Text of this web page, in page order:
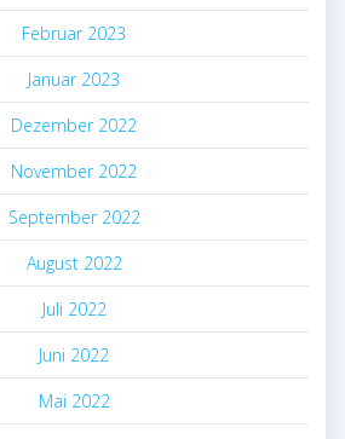
Februar 2023
Januar 2023
Dezember 2022
November 2022
September 2022
August 2022
Juli 2022
Juni 2022
Mai 2022